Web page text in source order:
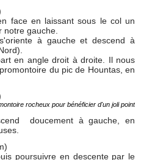
face en laissant sous le col un
gauche.
à gauche et descend à
en angle droit à droite. Il nous
du pic de Hountas, en
rocheux pour bénéficier d'un joli point
doucement à gauche, en
poursuivre en descente par le